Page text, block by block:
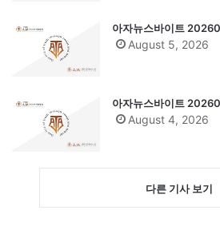
아자뉴스바이트
August 5, 2026
아자뉴스바이트
August 4, 2026
다른 기사 보기